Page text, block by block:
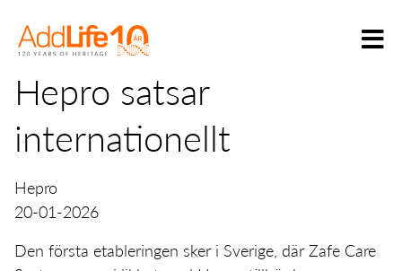
Hepro satsar
internationellt
Hepro
20-01-2026
Den första etableringen sker i Sverige, där Zafe Care